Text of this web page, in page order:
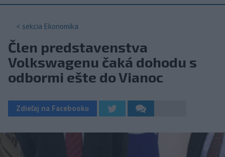
< sekcia Ekonomika
Člen predstavenstva
Volkswagenu čaká dohodu s
odbormi ešte do Vianoc
Zdieľaj na Facebooku